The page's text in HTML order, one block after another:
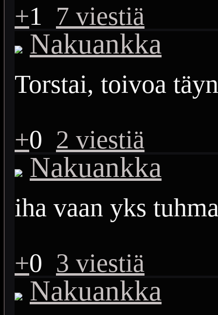
+1 7 viestiä
Nakuankka
Torstai, toivoa
+0 2 viestiä
Nakuankka
iha vaan yks
+0 3 viestiä
Nakuankka